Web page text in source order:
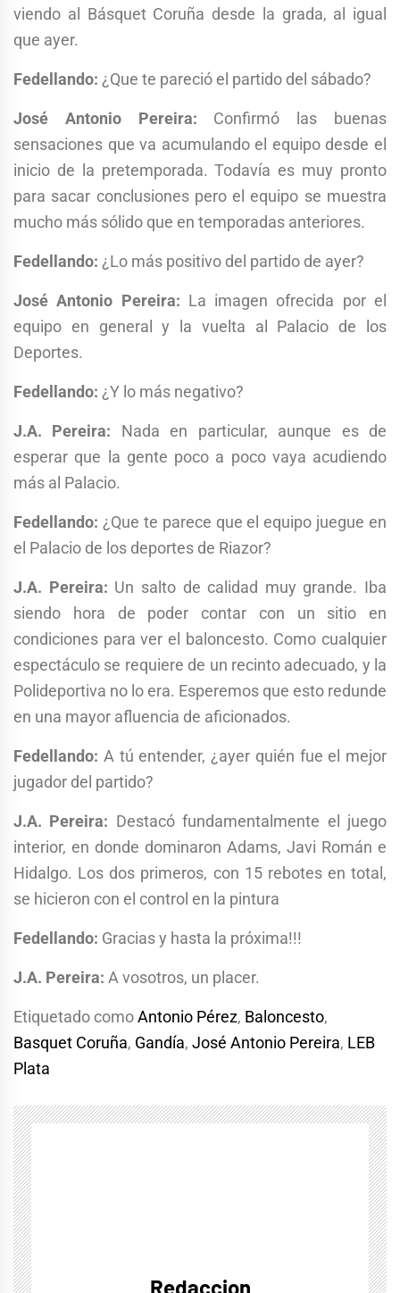
viendo al Básquet Coruña desde la grada, al igual
que ayer.
Fedellando: ¿Que te pareció el partido del sábado?
José Antonio Pereira: Confirmó las buenas
sensaciones que va acumulando el equipo desde el
inicio de la pretemporada. Todavía es muy pronto
para sacar conclusiones pero el equipo se muestra
mucho más sólido que en temporadas anteriores.
Fedellando: ¿Lo más positivo del partido de ayer?
José Antonio Pereira: La imagen ofrecida por el
equipo en general y la vuelta al Palacio de los
Deportes.
Fedellando: ¿Y lo más negativo?
J.A. Pereira: Nada en particular, aunque es de
esperar que la gente poco a poco vaya acudiendo
más al Palacio.
Fedellando: ¿Que te parece que el equipo juegue en
el Palacio de los deportes de Riazor?
J.A. Pereira: Un salto de calidad muy grande. Iba
siendo hora de poder contar con un sitio en
condiciones para ver el baloncesto. Como cualquier
espectáculo se requiere de un recinto adecuado, y la
Polideportiva no lo era. Esperemos que esto redunde
en una mayor afluencia de aficionados.
Fedellando: A tú entender, ¿ayer quién fue el mejor
jugador del partido?
J.A. Pereira: Destacó fundamentalmente el juego
interior, en donde dominaron Adams, Javi Román e
Hidalgo. Los dos primeros, con 15 rebotes en total,
se hicieron con el control en la pintura
Fedellando: Gracias y hasta la próxima!!!
J.A. Pereira: A vosotros, un placer.
Etiquetado comoAntonio Pérez, Baloncesto,
Basquet Coruña, Gandía, José Antonio Pereira, LEB
Plata
Redaccion